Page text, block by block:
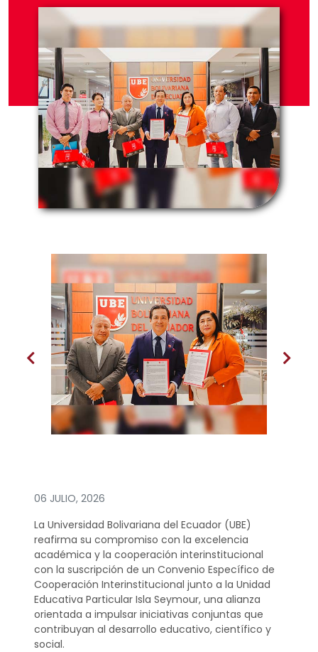
06 JULIO, 2026
La Universidad Bolivariana del Ecuador (UBE)
reafirma su compromiso con la excelencia
académica y la cooperación interinstitucional
con la suscripción de un Convenio Específico de
Cooperación Interinstitucional junto a la Unidad
Educativa Particular Isla Seymour, una alianza
orientada a impulsar iniciativas conjuntas que
contribuyan al desarrollo educativo, científico y
social.